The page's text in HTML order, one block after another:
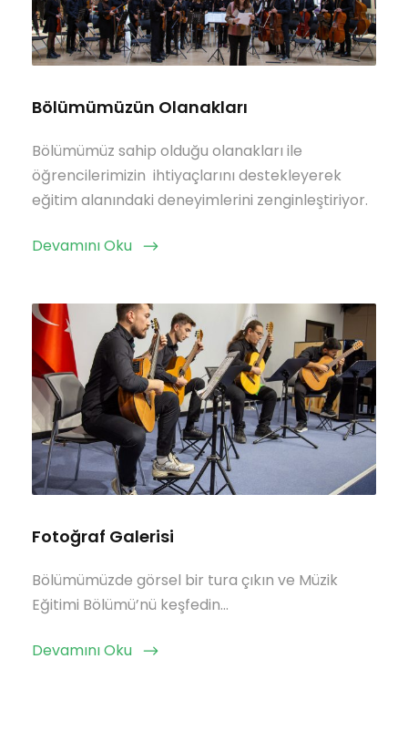
Bölümümüzün Olanakları
Bölümümüz sahip olduğu olanakları ile
öğrencilerimizin ihtiyaçlarını destekleyerek
eğitim alanındaki deneyimlerini zenginleştiriyor.
Devamını Oku
Fotoğraf Galerisi
Bölümümüzde görsel bir tura çıkın ve Müzik
Eğitimi Bölümü’nü keşfedin…
Devamını Oku